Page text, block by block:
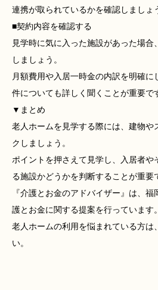
連携が取られているかを確認しましょ
■契約内容を確認する
見学時に気に入った施設があった場
しましょう。
月額費用や入居一時金の内訳を明確
件についても詳しく聞くことが重要で
▼まとめ
老人ホームを見学する際には、建物や
クしましょう。
ポイントを押さえて見学し、入居者や
る施設かどうかを判断することが重要
『介護とお金のアドバイザー』は、
護とお金に関する提案を行っています。
老人ホームの利用を悩まれている方は
い。